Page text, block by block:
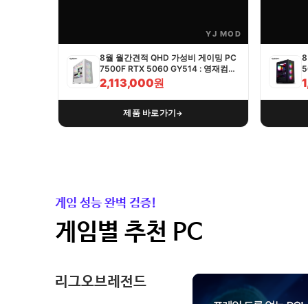
YJ MOD
8월 월간견적 QHD 가성비 게이밍 PC
7500F RTX 5060 GY514 : 영재컴퓨
터
2,113,000원
제품 바로가기→
8
게임 성능 완벽 검증!
게임별 추천 PC
리그오브레전드